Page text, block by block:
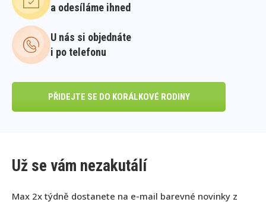
a odesíláme ihned
U nás si objednáte
i po telefonu
PŘIDEJTE SE DO KORÁLKOVÉ RODINY
Už se vám nezakutálí
Max 2x týdně dostanete na e-mail barevné novinky z